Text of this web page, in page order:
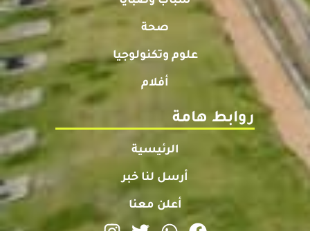
صحة
علوم وتكنولوجيا
أفلام
روابط هامة
الرئيسية
أرسل لنا خبر
أعلن معنا